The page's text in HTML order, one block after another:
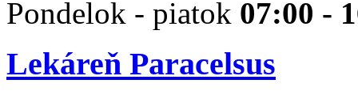
Pondelok - piatok 07:00 -
Lekáreň Paracelsus